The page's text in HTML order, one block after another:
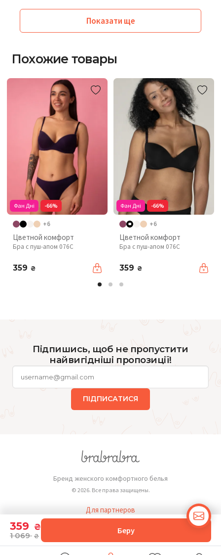
359 ₴
1 069 ₴
Беру
Показати ще
Похожие товары
Фан Дні -66%
+6
Цветной комфорт
Бра с пуш-апом 076C
359 ₴
Фан Дні -66%
+6
Цветной комфорт
Бра с пуш-апом 076C
359 ₴
Підпишись, щоб не пропустити
найвигідніші пропозиції!
ПІДПИСАТИСЯ
Бренд женского комфортного белья
© 2026. Все права защищены.
Для партнеров